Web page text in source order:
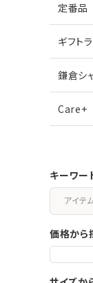
定番品
ギフト
鎌倉シ
Care+
キーワー
価格から